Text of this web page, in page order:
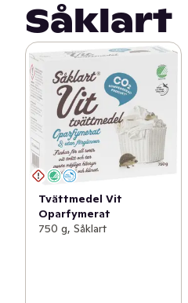
Såklart
Tvättmedel Vit
Oparfymerat
750 g, Såklart